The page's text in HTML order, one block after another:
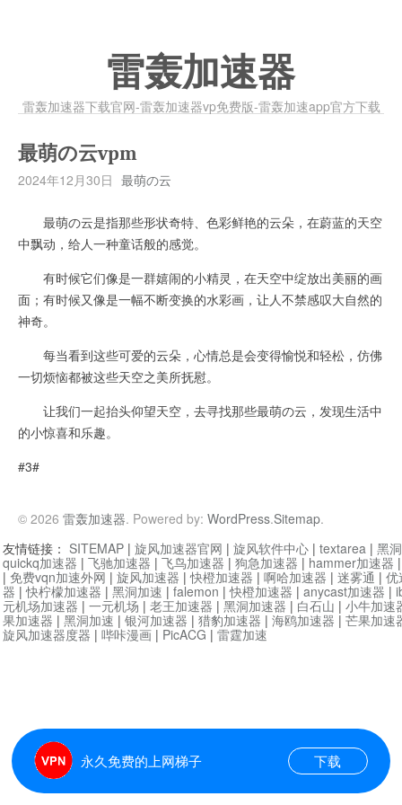
雷轰加速器
雷轰加速器下载官网-雷轰加速器vp免费版-雷轰加速app官方下载
最萌の云vpm
2024年12月30日 最萌の云
最萌の云是指那些形状奇特、色彩鲜艳的云朵，在蔚蓝的天空
中飘动，给人一种童话般的感觉。
有时候它们像是一群嬉闹的小精灵，在天空中绽放出美丽的画
面；有时候又像是一幅不断变换的水彩画，让人不禁感叹大自然的
神奇。
每当看到这些可爱的云朵，心情总是会变得愉悦和轻松，仿佛
一切烦恼都被这些天空之美所抚慰。
让我们一起抬头仰望天空，去寻找那些最萌の云，发现生活中
的小惊喜和乐趣。
#3#
© 2026 雷轰加速器. Powered by: WordPress.Sitemap.
永久免费的上网梯子 下载
友情链接： SITEMAP | 旋风加速器官网 | 旋风软件中心 | textarea | 黑
quickq加速器 | 飞驰加速器 | 飞鸟加速器 | 狗急加速器 | hammer加速器
| 免费vqn加速外网 | 旋风加速器 |快橙加速器 | 啊哈加速器 | 迷雾通 | 优
器 |快柠檬加速器 | 黑洞加速 | falemon |快橙加速器 | anycast加速器 |
元机场加速器 | 一元机场 | 老王加速器 | 黑洞加速器 | 白石山 | 小牛加速
果加速器 | 黑洞加速 | 银河加速器 | 猎豹加速器 | 海鸥加速器 | 芒果加速
旋风加速器度器 | 哔咔漫画 | PicACG | 雷霆加速